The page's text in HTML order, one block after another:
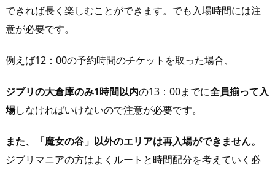
できれば長く楽しむことができます。でも入場時間には注
意が必要です。
例えば12：00の予約時間のチケットを取った場合、
ジブリの大倉庫のみ1時間以内の13：00までに全員揃って入
場しなければいけないので注意が必要です。
また、「魔女の谷」以外のエリアは再入場ができません。
ジブリマニアの方はよくルートと時間配分を考えていく必